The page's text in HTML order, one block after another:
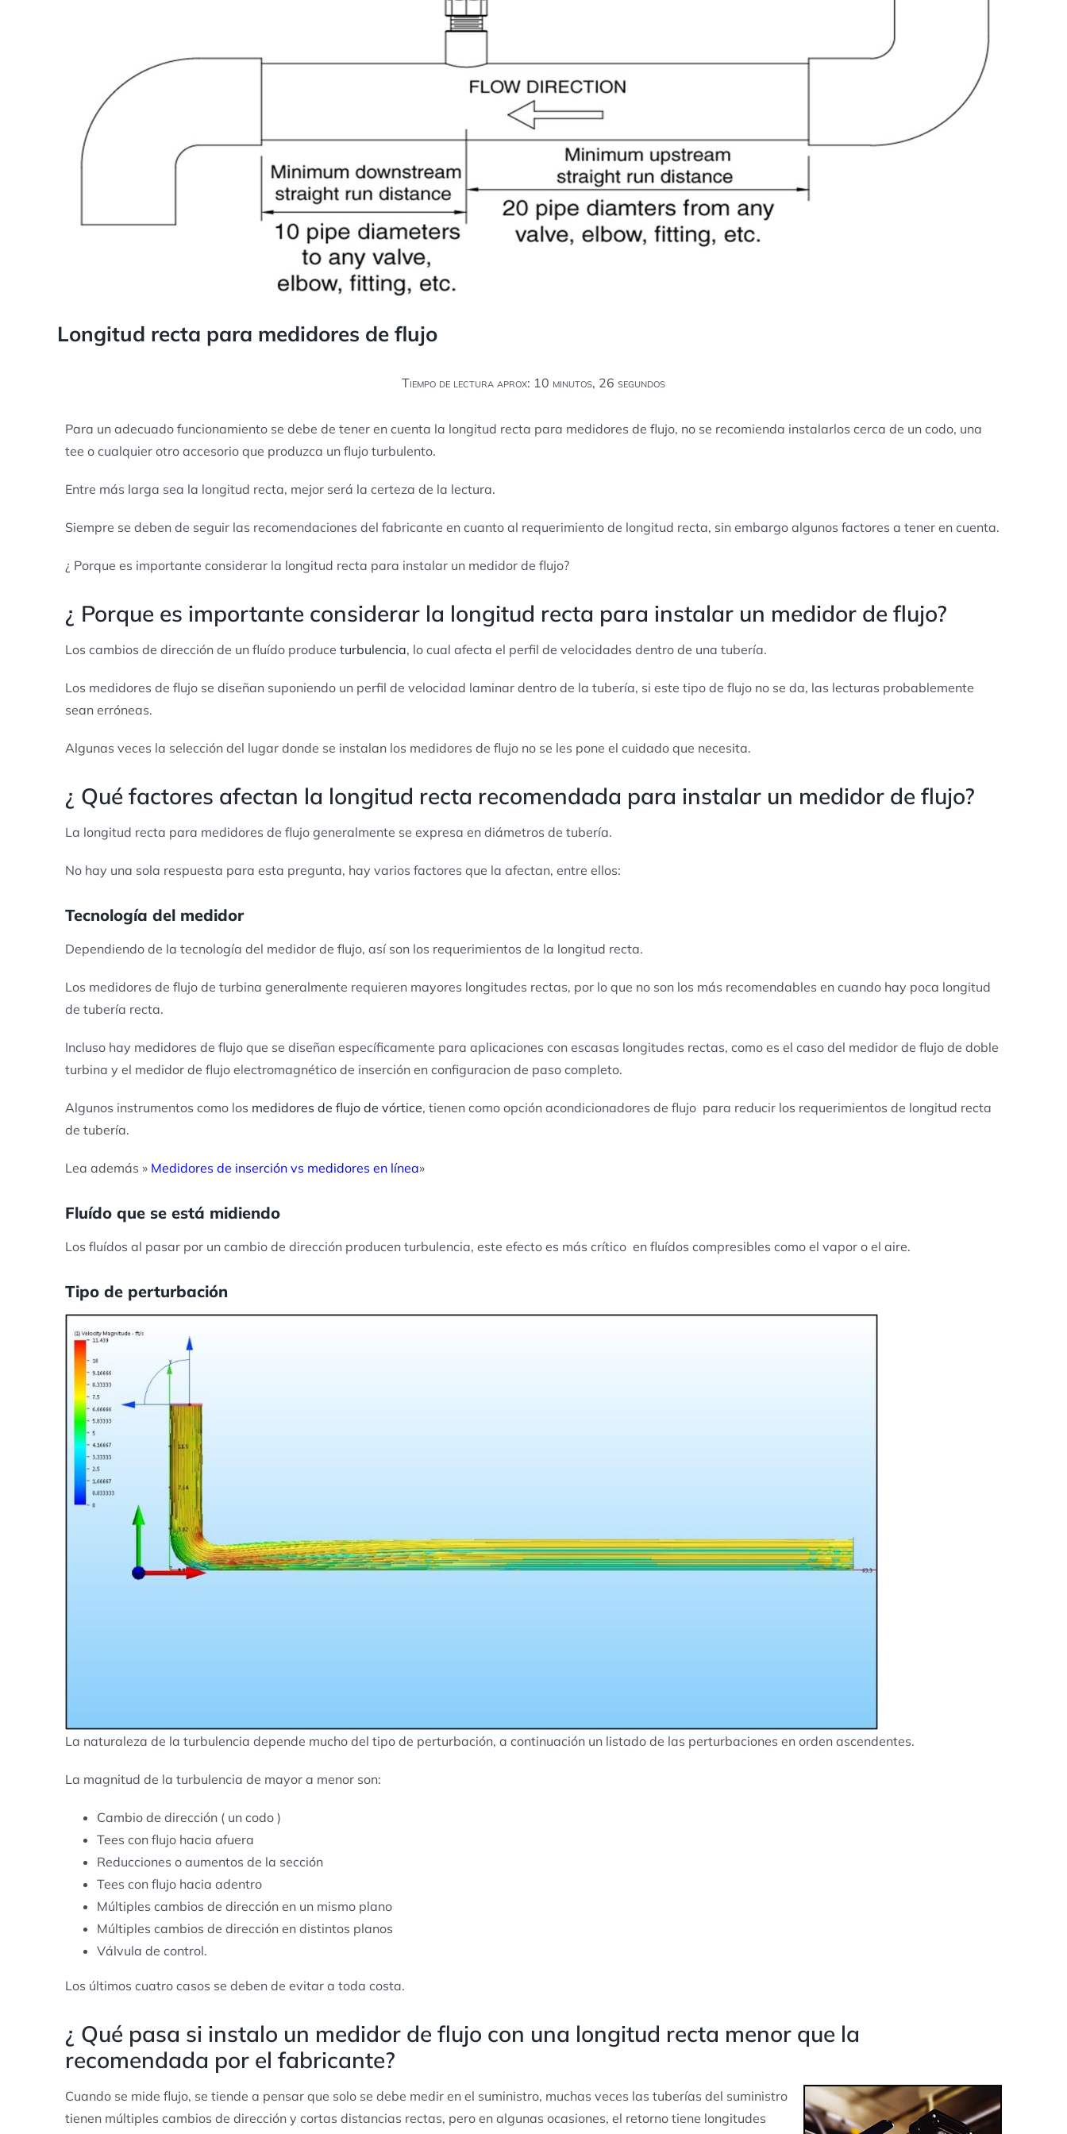
Longitud recta para medidores de flujo
Tiempo de lectura aprox: 10 minutos, 26 segundos
Para un adecuado funcionamiento se debe de tener en cuenta la longitud recta para medidores de flujo, no se recomienda instalarlos cerca de un codo, una
tee o cualquier otro accesorio que produzca un flujo turbulento.
Entre más larga sea la longitud recta, mejor será la certeza de la lectura.
Siempre se deben de seguir las recomendaciones del fabricante en cuanto al requerimiento de longitud recta, sin embargo algunos factores a tener en cuenta.
¿ Porque es importante considerar la longitud recta para instalar un medidor de flujo?
¿ Porque es importante considerar la longitud recta para instalar un medidor de flujo?
Los cambios de dirección de un fluído produce turbulencia, lo cual afecta el perfil de velocidades dentro de una tubería.
Los medidores de flujo se diseñan suponiendo un perfil de velocidad laminar dentro de la tubería, si este tipo de flujo no se da, las lecturas probablemente
sean erróneas.
Algunas veces la selección del lugar donde se instalan los medidores de flujo no se les pone el cuidado que necesita.
¿ Qué factores afectan la longitud recta recomendada para instalar un medidor de flujo?
La longitud recta para medidores de flujo generalmente se expresa en diámetros de tubería.
No hay una sola respuesta para esta pregunta, hay varios factores que la afectan, entre ellos:
Tecnología del medidor
Dependiendo de la tecnología del medidor de flujo, así son los requerimientos de la longitud recta.
Los medidores de flujo de turbina generalmente requieren mayores longitudes rectas, por lo que no son los más recomendables en cuando hay poca longitud
de tubería recta.
Incluso hay medidores de flujo que se diseñan específicamente para aplicaciones con escasas longitudes rectas, como es el caso del medidor de flujo de doble
turbina y el medidor de flujo electromagnético de inserción en configuracion de paso completo.
Algunos instrumentos como los medidores de flujo de vórtice, tienen como opción acondicionadores de flujo para reducir los requerimientos de longitud recta
de tubería.
Lea además » Medidores de inserción vs medidores en línea»
Fluído que se está midiendo
Los fluídos al pasar por un cambio de dirección producen turbulencia, este efecto es más crítico en fluídos compresibles como el vapor o el aire.
Tipo de perturbación
La naturaleza de la turbulencia depende mucho del tipo de perturbación, a continuación un listado de las perturbaciones en orden ascendentes.
La magnitud de la turbulencia de mayor a menor son:
Cambio de dirección ( un codo )
Tees con flujo hacia afuera
Reducciones o aumentos de la sección
Tees con flujo hacia adentro
Múltiples cambios de dirección en un mismo plano
Múltiples cambios de dirección en distintos planos
Válvula de control.
Los últimos cuatro casos se deben de evitar a toda costa.
¿ Qué pasa si instalo un medidor de flujo con una longitud recta menor que la
recomendada por el fabricante?
Cuando se mide flujo, se tiende a pensar que solo se debe medir en el suministro, muchas veces las tuberías del suministro
tienen múltiples cambios de dirección y cortas distancias rectas, pero en algunas ocasiones, el retorno tiene longitudes